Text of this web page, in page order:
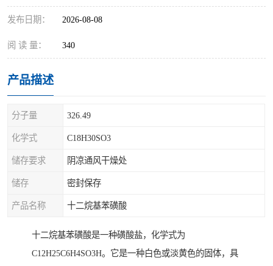
发布日期： 2026-08-08
阅 读 量： 340
产品描述
分子量 326.49
化学式 C18H30SO3
储存要求 阴凉通风干燥处
储存 密封保存
产品名称 十二烷基苯磺酸
十二烷基苯磺酸是一种磺酸盐，化学式为
C12H25C6H4SO3H。它是一种白色或淡黄色的固体，具